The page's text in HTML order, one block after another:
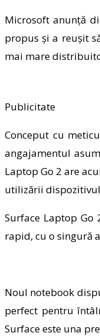
Microsoft anunță
propus și a reușit
mai mare
Publicitate
Conceput cu
angajamentul
Laptop Go 2 are
utilizării
Surface Laptop
rapid, cu o singură
Noul notebook
perfect pentru
Surface este una